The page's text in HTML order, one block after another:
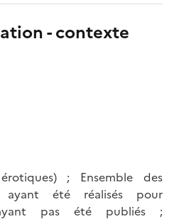
- contexte
; Ensemble des
ayant été réalisés pour
pas été publiés ;